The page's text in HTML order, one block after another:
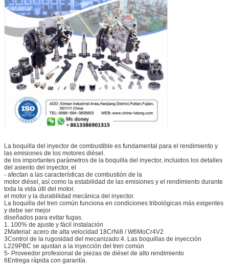
La boquilla del inyector de combustible es fundamental para el rendimiento y
las emisiones de los motores diésel.
de los importantes parámetros de la boquilla del inyector, incluidos los detalles
del asiento del inyector, el
- afectan a las características de combustión de la
motor diésel, así como la estabilidad de las emisiones y el rendimiento durante
toda la vida útil del motor.
el motor y la durabilidad mecánica del inyector.
La boquilla del tren común funciona en condiciones tribológicas más exigentes
y debe ser mejor
diseñados para evitar fugas.
1. 100% de ajuste y fácil instalación
2Material: acero de alta velocidad 18CrNi8 / W6MoCr4V2
3Control de la rugosidad del mecanizado:4. Las boquillas de inyección
L229PBC se ajustan a la inyección del tren común
5- Proveedor profesional de piezas de diésel de alto rendimiento
6Entrega rápida con garantía.